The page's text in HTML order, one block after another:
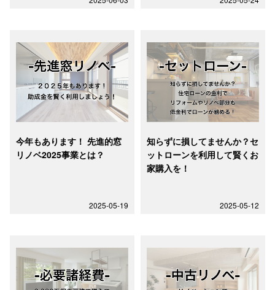
今年もあります！ 先進的窓
リノベ2025事業とは？
2025-05-19
知らずに損してませんか？セ
ットローンを利用して賢くお
家購入を！
2025-05-12